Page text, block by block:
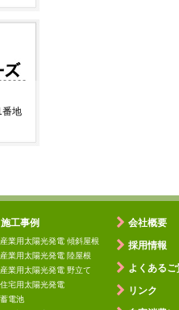
番地
施工事例
産業用太陽光発電 傾斜屋根
産業用太陽光発電 陸屋根
産業用太陽光発電 野立て
住宅用太陽光発電
蓄電池
会社概要
採用情報
よくあるご
リンク